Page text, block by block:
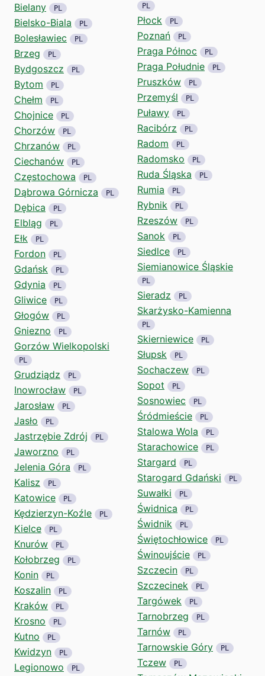
Bielany PL
Bielsko-Biala PL
Bolesławiec PL
Brzeg PL
Bydgoszcz PL
Bytom PL
Chełm PL
Chojnice PL
Chorzów PL
Chrzanów PL
Ciechanów PL
Częstochowa PL
Dąbrowa Górnicza PL
Dębica PL
Elbląg PL
Ełk PL
Fordon PL
Gdańsk PL
Gdynia PL
Gliwice PL
Głogów PL
Gniezno PL
Gorzów Wielkopolski
PL
Grudziądz PL
Inowrocław PL
Jarosław PL
Jasło PL
Jastrzębie Zdrój PL
Jaworzno PL
Jelenia Góra PL
Kalisz PL
Katowice PL
Kędzierzyn-Koźle PL
Kielce PL
Knurów PL
Kołobrzeg PL
Konin PL
Koszalin PL
Kraków PL
Krosno PL
Kutno PL
Kwidzyn PL
Legionowo PL
PL
Płock PL
Poznań PL
Praga Północ PL
Praga Południe PL
Pruszków PL
Przemyśl PL
Puławy PL
Racibórz PL
Radom PL
Radomsko PL
Ruda Śląska PL
Rumia PL
Rybnik PL
Rzeszów PL
Sanok PL
Siedlce PL
Siemianowice Śląskie
PL
Sieradz PL
Skarżysko-Kamienna
PL
Skierniewice PL
Słupsk PL
Sochaczew PL
Sopot PL
Sosnowiec PL
Śródmieście PL
Stalowa Wola PL
Starachowice PL
Stargard PL
Starogard Gdański PL
Suwałki PL
Świdnica PL
Świdnik PL
Świętochłowice PL
Świnoujście PL
Szczecin PL
Szczecinek PL
Targówek PL
Tarnobrzeg PL
Tarnów PL
Tarnowskie Góry PL
Tczew PL